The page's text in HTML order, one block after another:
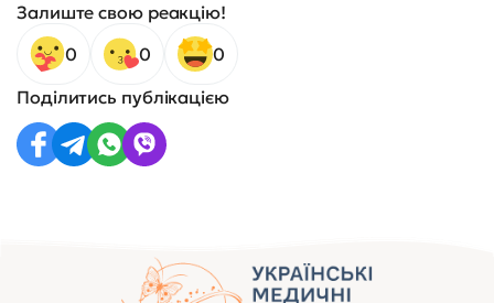
Залиште свою реакцію!
0
0
0
Поділитись публікацією